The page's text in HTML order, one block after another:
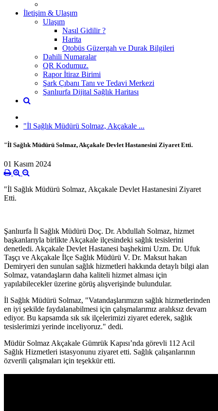
İletişim & Ulaşım
Ulaşım
Nasıl Gidilir ?
Harita
Otobüs Güzergah ve Durak Bilgileri
Dahili Numaralar
QR Kodumuz.
Rapor İtiraz Birimi
Şark Çıbanı Tanı ve Tedavi Merkezi
Şanlıurfa Dijital Sağlık Haritası
"İl Sağlık Müdürü Solmaz, Akçakale ...
"İl Sağlık Müdürü Solmaz, Akçakale Devlet Hastanesini Ziyaret Etti.
01 Kasım 2024
"İl Sağlık Müdürü Solmaz, Akçakale Devlet Hastanesini Ziyaret
Etti.
Şanlıurfa İl Sağlık Müdürü Doç. Dr. Abdullah Solmaz, hizmet
başkanlarıyla birlikte Akçakale ilçesindeki sağlık tesislerini
denetledi. Akçakale Devlet Hastanesi başhekimi Uzm. Dr. Ufuk
Taşçı ve Akçakale İlçe Sağlık Müdürü V. Dr. Maksut hakan
Demiryeri den sunulan sağlık hizmetleri hakkında detaylı bilgi alan
Solmaz, vatandaşların daha kaliteli hizmet alması için
yapılabilecekler üzerine görüş alışverişinde bulundular.
İl Sağlık Müdürü Solmaz, "Vatandaşlarımızın sağlık hizmetlerinden
en iyi şekilde faydalanabilmesi için çalışmalarımız aralıksız devam
ediyor. Bu kapsamda sık sık ilçelerimizi ziyaret ederek, sağlık
tesislerimizi yerinde inceliyoruz." dedi.
Müdür Solmaz Akçakale Gümrük Kapısı’nda görevli 112 Acil
Sağlık Hizmetleri istasyonunu ziyaret etti. Sağlık çalışanlarının
özverili çalışmaları için teşekkür etti.